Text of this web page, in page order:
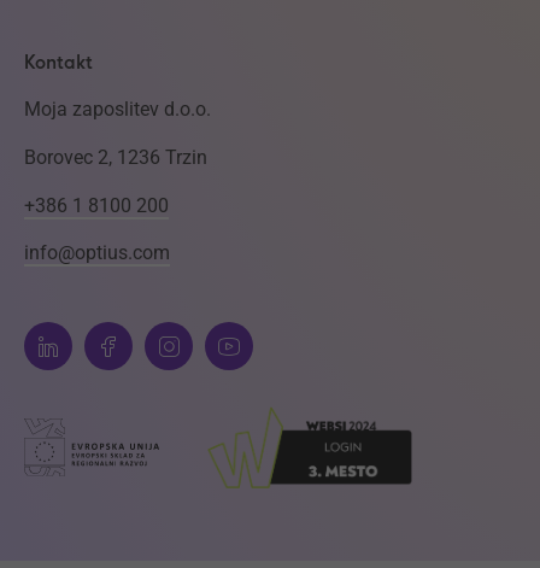
Kontakt
Moja zaposlitev d.o.o.
Borovec 2, 1236 Trzin
+386 1 8100 200
info@optius.com